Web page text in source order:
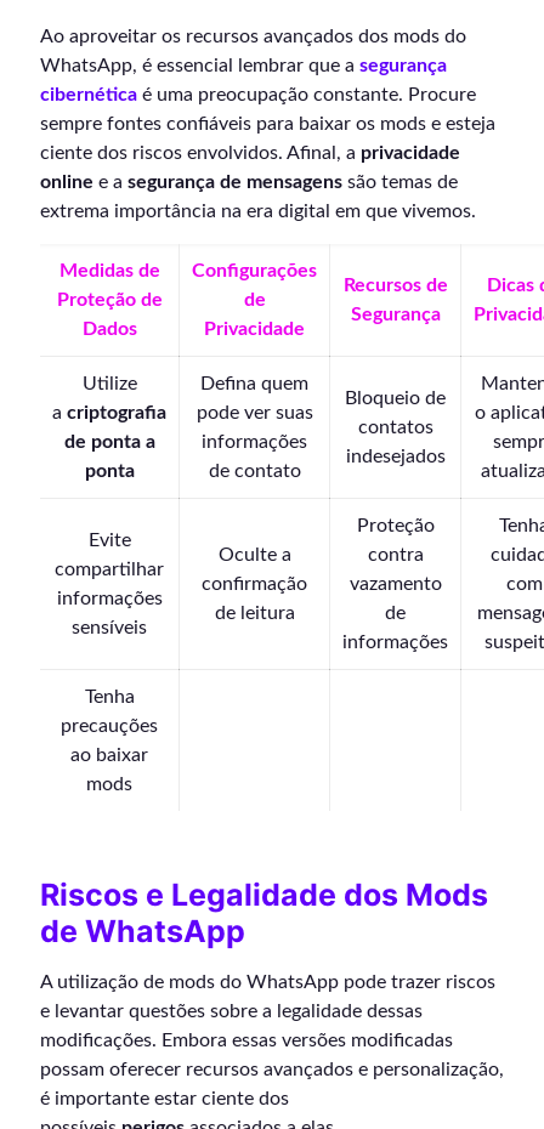
Ao aproveitar os recursos avançados dos mods do
WhatsApp, é essencial lembrar que a segurança
cibernética é uma preocupação constante. Procure
sempre fontes confiáveis para baixar os mods e esteja
ciente dos riscos envolvidos. Afinal, a privacidade
online e a segurança de mensagens são temas de
extrema importância na era digital em que vivemos.
Medidas de
Proteção de
Dados
Configurações
de
Privacidade
Recursos de
Segurança
Dicas
Utilize
a criptografia
de ponta a
ponta
Defina quem
pode ver suas
informações
de contato
Bloqueio de
contatos
indesejados
o
Evite
compartilhar
informações
sensíveis
Oculte a
confirmação
de leitura
Proteção
contra
vazamento
de
informações
com
Tenha
precauções
ao baixar
mods
Riscos e Legalidade dos Mods
de WhatsApp
A utilização de mods do WhatsApp pode trazer riscos
e levantar questões sobre a legalidade dessas
modificações. Embora essas versões modificadas
possam oferecer recursos avançados e personalização,
é importante estar ciente dos